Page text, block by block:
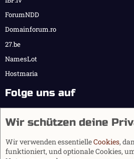
ForumNDD
Domainforum.ro
27.be
NamesLot
Hostmaria
Folge uns auf
Wir schützen deine
Wir verwenden essentielleCookies,
funktioniert, und optionale Cookies,